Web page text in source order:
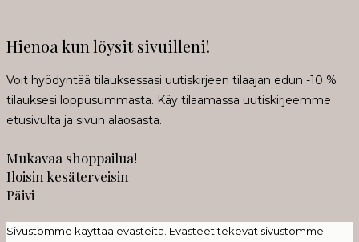
Hienoa kun löysit sivuilleni!
Voit hyödyntää tilauksessasi uutiskirjeen tilaajan edun -10 %
tilauksesi loppusummasta. Käy tilaamassa uutiskirjeemme
etusivulta ja sivun alaosasta.
Mukavaa shoppailua!
Iloisin kesäterveisin
Päivi
Sivustomme käyttää evästeitä. Evästeet tekevät sivustomme